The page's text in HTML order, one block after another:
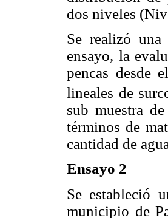
dos niveles
Se realizó
ensayo, la
pencas desde
lineales de
sub muestra
términos de
cantidad de
Ensayo 2
Se estableció
municipio de